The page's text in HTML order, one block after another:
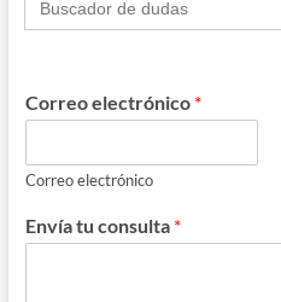
Correo electrónico *
Correo electrónico
Envía tu consulta *